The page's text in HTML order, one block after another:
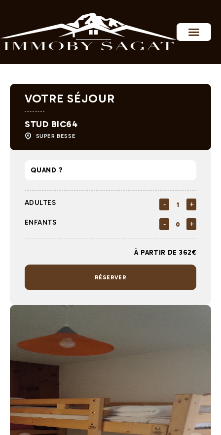
VOTRE SÉJOUR
STUD BIC64
SUPER BESSE
ADULTES - +
ENFANTS - +
À PARTIR DE 362€
RÉSERVER